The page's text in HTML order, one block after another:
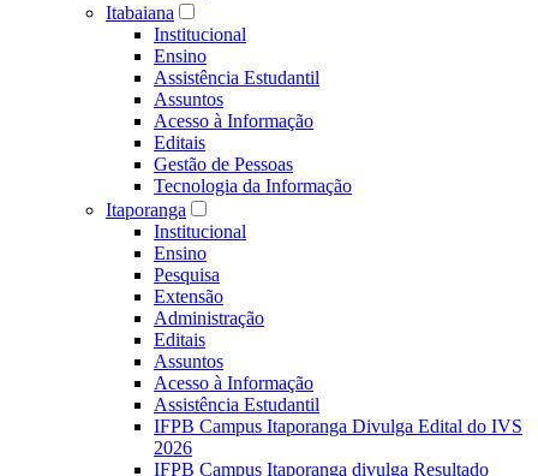
Itabaiana
Institucional
Ensino
Assistência Estudantil
Assuntos
Acesso à Informação
Editais
Gestão de Pessoas
Tecnologia da Informação
Itaporanga
Institucional
Ensino
Pesquisa
Extensão
Administração
Editais
Assuntos
Acesso à Informação
Assistência Estudantil
IFPB Campus Itaporanga Divulga Edital do IVS
2026
IFPB Campus Itaporanga divulga Resultado